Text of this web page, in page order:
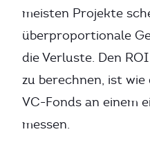
meisten Projekte
überproportionale
die Verluste. Den
zu berechnen, ist
VC-Fonds an einem
messen.